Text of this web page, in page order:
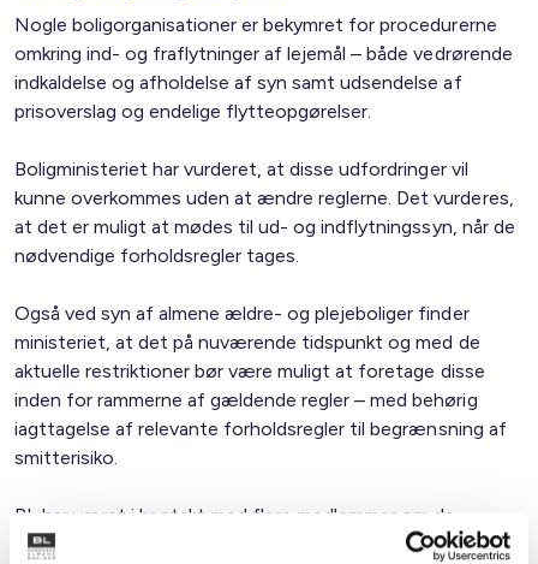
Nogle boligorganisationer er bekymret for procedurerne
omkring ind- og fraflytninger af lejemål – både vedrørende
indkaldelse og afholdelse af syn samt udsendelse af
prisoverslag og endelige flytteopgørelser.
Boligministeriet har vurderet, at disse udfordringer vil
kunne overkommes uden at ændre reglerne. Det vurderes,
at det er muligt at mødes til ud- og indflytningssyn, når de
nødvendige forholdsregler tages.
Også ved syn af almene ældre- og plejeboliger finder
ministeriet, at det på nuværende tidspunkt og med de
aktuelle restriktioner bør være muligt at foretage disse
inden for rammerne af gældende regler – med behørig
iagttagelse af relevante forholdsregler til begrænsning af
smitterisiko.
BL har været i kontakt med flere medlemmer om de
praktiske udfordringer ved syn af især ældre/plejeboliger,